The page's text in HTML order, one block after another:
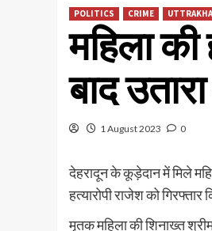
POLITICS CRIME
महिला
बाद
1 August 2023 0
देहरादून के कूड़ेदान में मिले
हत्यारोपी राजेश को
मृतक महिला की शिनाख्त